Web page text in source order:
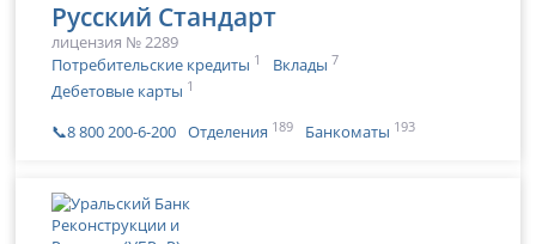
Русский Стандарт
лицензия № 2289
Потребительские кредиты 1 Вклады 7
Дебетовые карты 1
📞8 800 200-6-200 Отделения 189 Банкоматы 193